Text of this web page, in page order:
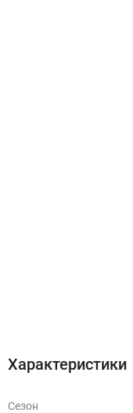
Характеристики
Сезон